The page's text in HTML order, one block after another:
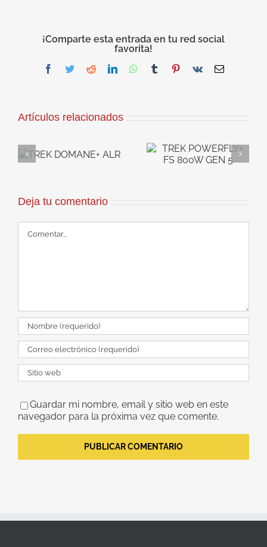
¡Comparte esta entrada en tu red social
favorita!
Facebook
TwitterRedditLinkedInWhatsApp
TumblrPinterest
Vk
Correo
Artículos relacionados
TREK
TREK RAIL 5
Deja tu comentario
Guardar mi nombre, email y sitio web en este
navegador para la próxima vez que comente.